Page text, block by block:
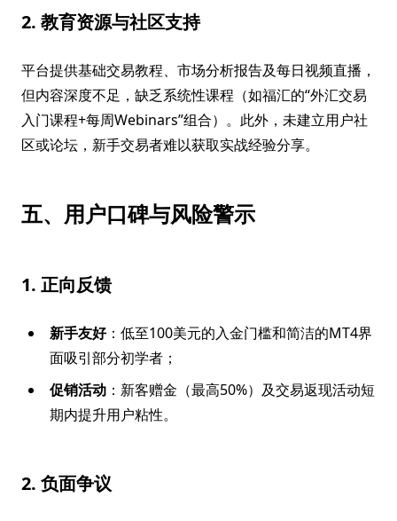
2. 教育资源与社区支持
平台提供基础交易教程、市场分析报告及每日视频直播，
但内容深度不足，缺乏系统性课程（如福汇的“外汇交易
入门课程+每周Webinars”组合）。此外，未建立用户社
区或论坛，新手交易者难以获取实战经验分享。
五、用户口碑与风险警示
1. 正向反馈
新手友好：低至100美元的入金门槛和简洁的MT4界
面吸引部分初学者；
促销活动 ：新客赠金（最高50%）及交易返现活动短
期内提升用户粘性。
2. 负面争议